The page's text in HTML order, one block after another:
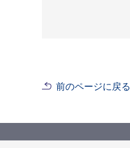
前のページに戻る